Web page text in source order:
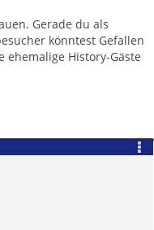
Gerade du als
könntest Gefallen
ehemalige History-Gäste